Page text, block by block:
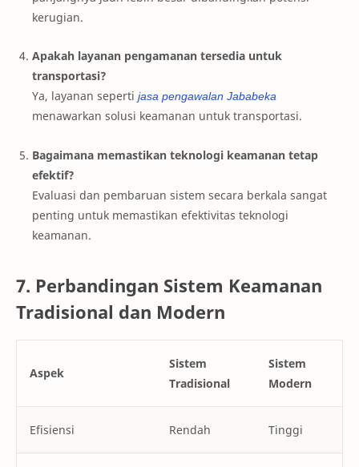
kerugian.
Apakah layanan pengamanan tersedia untuk
transportasi?
Ya, layanan seperti jasa pengawalan Jababeka
menawarkan solusi keamanan untuk transportasi.
Bagaimana memastikan teknologi keamanan tetap
efektif?
Evaluasi dan pembaruan sistem secara berkala sangat
penting untuk memastikan efektivitas teknologi
keamanan.
7. Perbandingan Sistem Keamanan
Tradisional dan Modern
Aspek
Sistem
Tradisional
Sistem
Modern
Efisiensi Rendah Tinggi